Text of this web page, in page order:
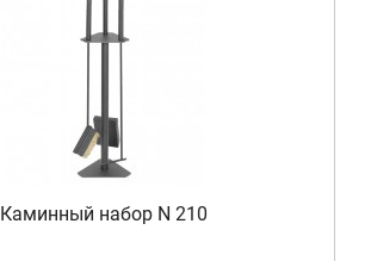
Каминный набор N 210